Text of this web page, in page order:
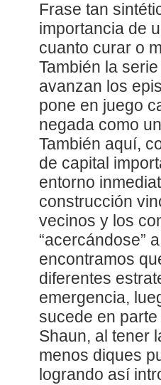
Frase tan
importancia de
cuanto curar o
También la
avanzan los
pone en juego
negada como
También aquí,
de capital
entorno
construcción
vecinos y los
“acercándose”
encontramos
diferentes
emergencia,
sucede en
Shaun, al tener
menos diques
logrando así